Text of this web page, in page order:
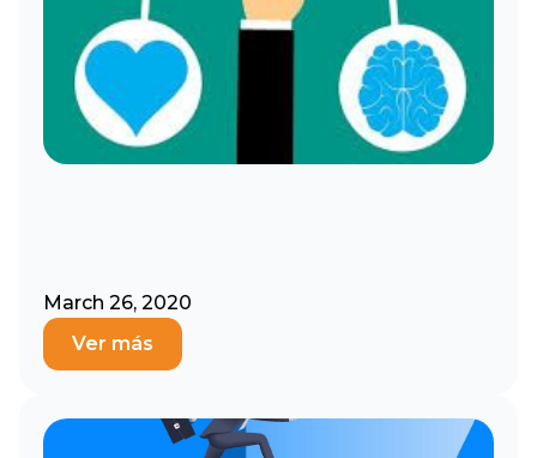
March 26, 2020
Ver más